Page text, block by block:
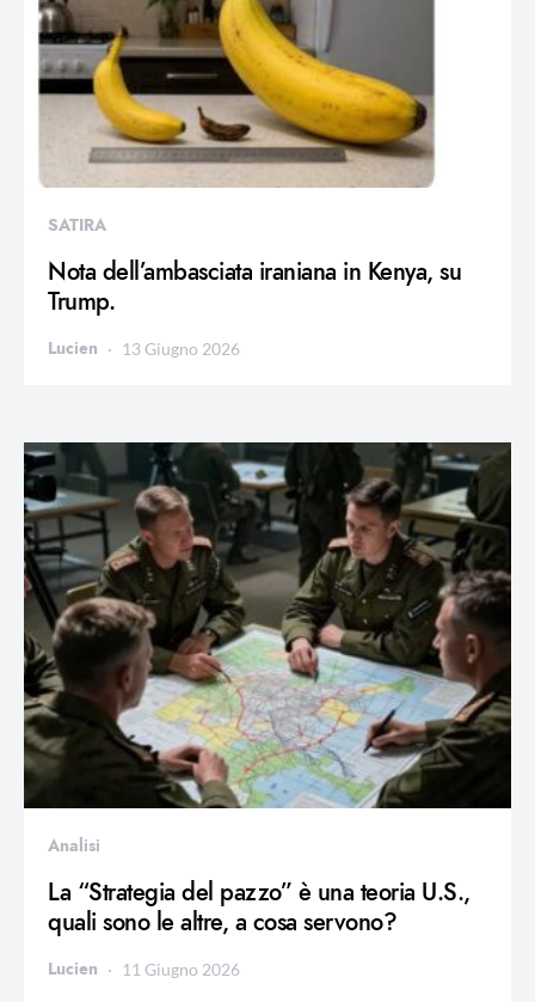
SATIRA
Nota dell’ambasciata iraniana in Kenya, su
Trump.
Lucien 13 Giugno 2026
Analisi
La “Strategia del pazzo” è una teoria U.S.,
quali sono le altre, a cosa servono?
Lucien 11 Giugno 2026